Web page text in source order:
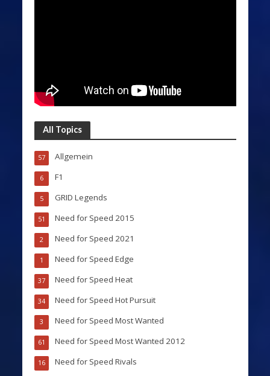
All Topics
Allgemein
57
F1
6
GRID Legends
5
Need for Speed 2015
51
Need for Speed 2021
2
Need for Speed Edge
1
Need for Speed Heat
37
Need for Speed Hot Pursuit
34
Need for Speed Most Wanted
3
Need for Speed Most Wanted 2012
61
Need for Speed Rivals
16